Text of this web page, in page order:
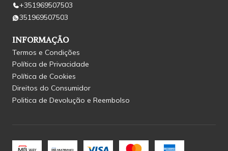
+351969507503
351969507503
INFORMAÇÃO
Termos e Condições
Política de Privacidade
Política de Cookies
Direitos do Consumidor
Politica de Devolução e Reembolso